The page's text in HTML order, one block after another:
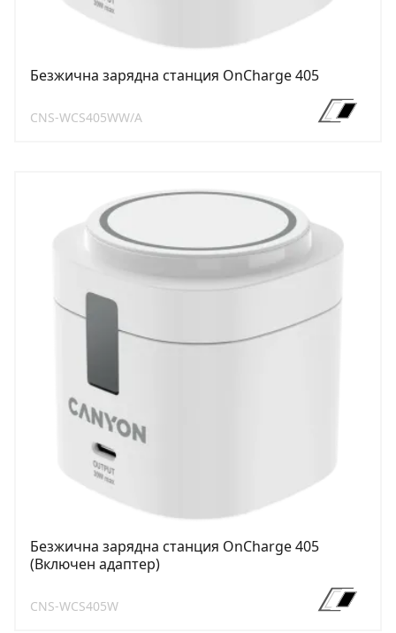
Безжична зарядна станция OnCharge 405
CNS-WCS405WW/A
Безжична зарядна станция OnCharge 405
(Включен адаптер)
CNS-WCS405W